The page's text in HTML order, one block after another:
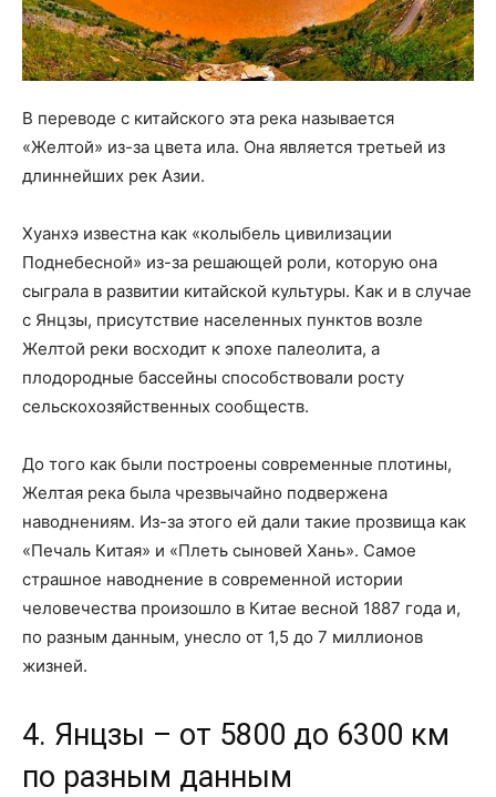
В переводе с китайского эта река называется
«Желтой» из-за цвета ила. Она является третьей из
длиннейших рек ​​Азии.
Хуанхэ известна как «колыбель цивилизации
Поднебесной» из-за решающей роли, которую она
сыграла в развитии китайской культуры. Как и в случае
с Янцзы, присутствие населенных пунктов возле
Желтой реки восходит к эпохе палеолита, а
плодородные бассейны способствовали росту
сельскохозяйственных сообществ.
До того как были построены современные плотины,
Желтая река была чрезвычайно подвержена
наводнениям. Из-за этого ей дали такие прозвища как
«Печаль Китая» и «Плеть сыновей Хань». Самое
страшное наводнение в современной истории
человечества произошло в Китае весной 1887 года и,
по разным данным, унесло от 1,5 до 7 миллионов
жизней.
4. Янцзы – от 5800 до 6300 км
по разным данным